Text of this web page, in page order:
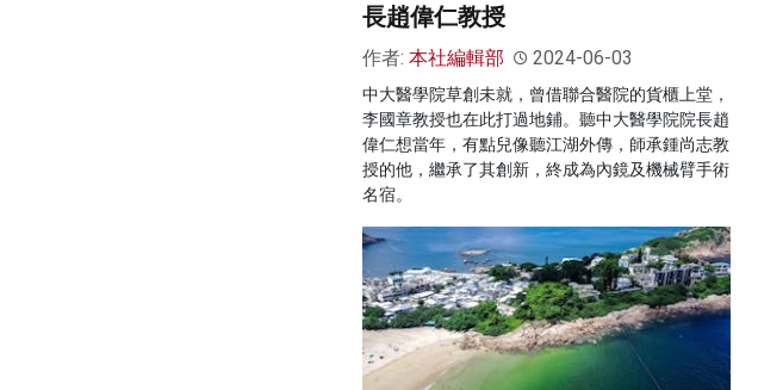
長趙偉仁教授
作者: 本社編輯部 2024-06-03
中大醫學院草創未就，曾借聯合醫院的貨櫃上堂，
李國章教授也在此打過地鋪。聽中大醫學院院長趙
偉仁想當年，有點兒像聽江湖外傳，師承鍾尚志教
授的他，繼承了其創新，終成為內鏡及機械臂手術
名宿。